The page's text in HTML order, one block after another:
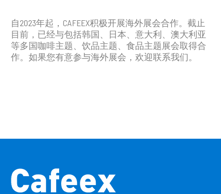
自2023年起，CAFEEX积极开展海外展会合作。截止
目前，已经与包括韩国、日本、意大利、澳大利亚
等多国咖啡主题、饮品主题、食品主题展会取得合
作。如果您有意参与海外展会，欢迎联系我们。